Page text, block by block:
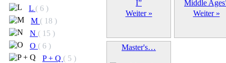
L ( 6 )
M ( 18 )
N ( 15 )
O ( 6 )
P + Q ( 5 )
Weiter » Weiter »
Master's…